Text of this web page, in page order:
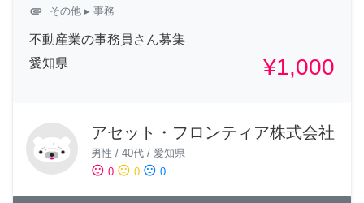
attachment その他 ▸ 事務
不動産業の事務員さん募集
愛知県
¥1,000
アセット・フロンティア株式会社
男性 / 40代 / 愛知県
sentiment_satisfied 0 sentiment_neutral 0 sentiment_dissatisfied 0